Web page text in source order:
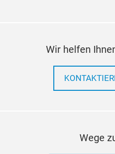
Wir helfen
Wege